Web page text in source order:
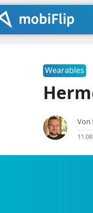
Wearables
Von